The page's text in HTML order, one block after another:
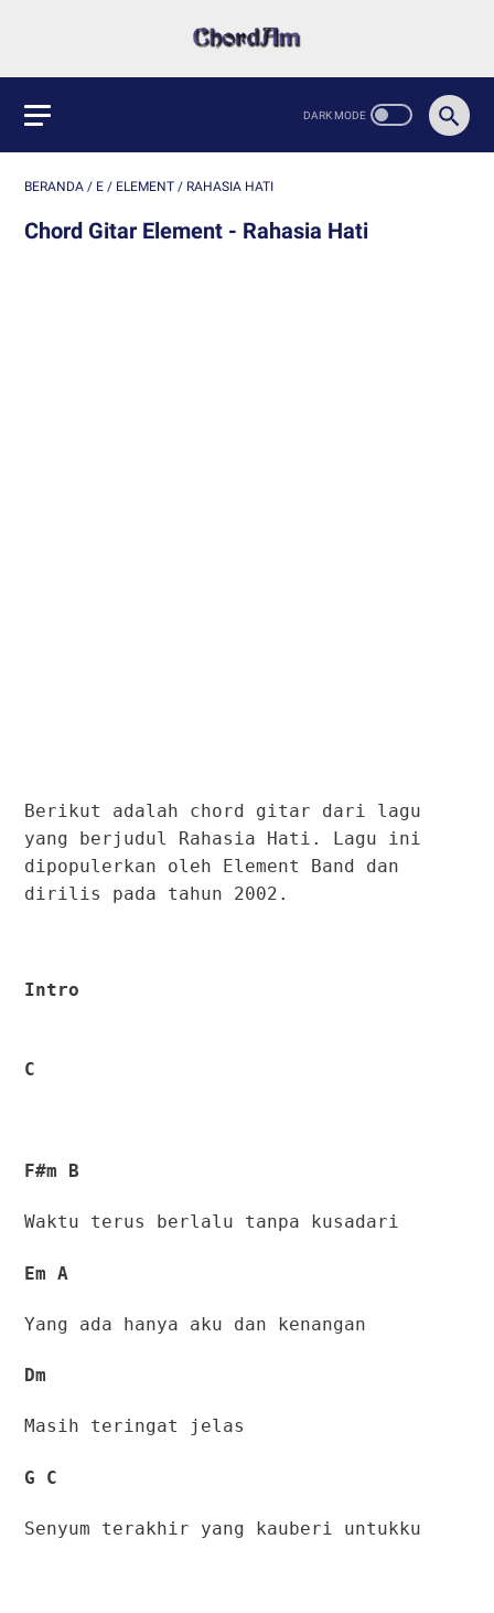
BERANDA / E / ELEMENT / RAHASIA HATI
Chord Gitar Element - Rahasia Hati
Berikut adalah chord gitar dari lagu
yang berjudul Rahasia Hati. Lagu ini
dipopulerkan oleh Element Band dan
dirilis pada tahun 2002.
Intro
C
F#m B
Waktu terus berlalu tanpa kusadari
Em A
Yang ada hanya aku dan kenangan
Dm
Masih teringat jelas
G C
Senyum terakhir yang kauberi untukku